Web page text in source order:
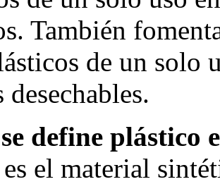
También
de un solo
desechables.
define plástico
el material